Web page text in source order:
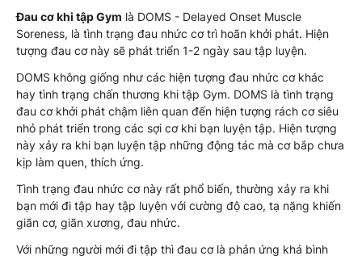
Đau cơ khi tập Gym là DOMS - Delayed Onset Muscle
Soreness, là tình trạng đau nhức cơ trì hoãn khởi phát. Hiện
tượng đau cơ này sẽ phát triển 1-2 ngày sau tập luyện.
DOMS không giống như các hiện tượng đau nhức cơ khác
hay tình trạng chấn thương khi tập Gym. DOMS là tình trạng
đau cơ khởi phát chậm liên quan đến hiện tượng rách cơ siêu
nhỏ phát triển trong các sợi cơ khi bạn luyện tập. Hiện tượng
này xảy ra khi bạn luyện tập những động tác mà cơ bắp chưa
kịp làm quen, thích ứng.
Tình trạng đau nhức cơ này rất phổ biến, thường xảy ra khi
bạn mới đi tập hay tập luyện với cường độ cao, tạ nặng khiến
giãn cơ, giãn xương, đau nhức.
Với những người mới đi tập thì đau cơ là phản ứng khá bình